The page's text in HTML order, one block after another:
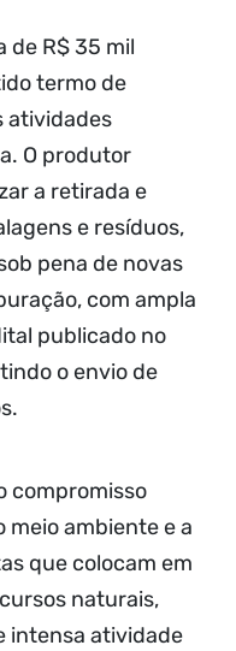
de R$ 35 mil
termo de
atividades
O produtor
a retirada e
e resíduos,
pena de novas
com ampla
publicado no
o envio de
compromisso
ambiente e a
que colocam em
naturais,
intensa atividade